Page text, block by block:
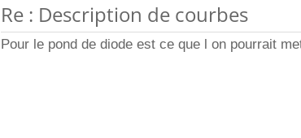
Re : Description de courbes
Pour le pond de diode est ce que l on pourrait